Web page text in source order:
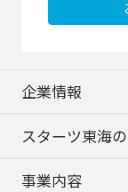
企業情報
スターツ東海
事業内容